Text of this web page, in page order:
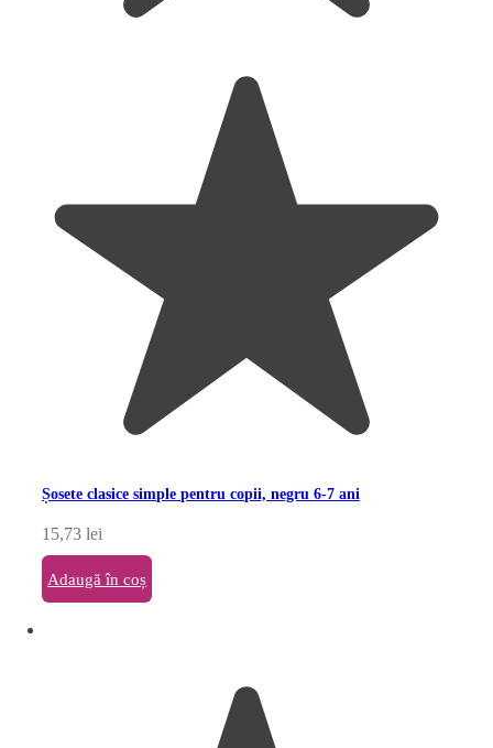
Șosete clasice simple pentru copii, negru 6-7 ani
15,73lei
Adaugă în coș